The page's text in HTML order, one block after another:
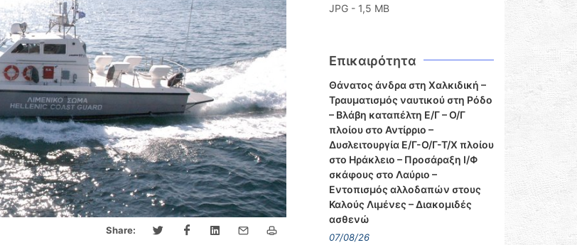
Share:
JPG - 1,5 MB
Επικαιρότητα
Θάνατος άνδρα στη Χαλκιδική –
Τραυματισμός ναυτικού στη Ρόδο
– Βλάβη καταπέλτη Ε/Γ – Ο/Γ
πλοίου στο Αντίρριο –
Δυσλειτουργία Ε/Γ-Ο/Γ-Τ/Χ πλοίου
στο Ηράκλειο – Προσάραξη Ι/Φ
σκάφους στο Λαύριο –
Εντοπισμός αλλοδαπών στους
Καλούς Λιμένες – Διακομιδές
ασθενώ
07/08/26